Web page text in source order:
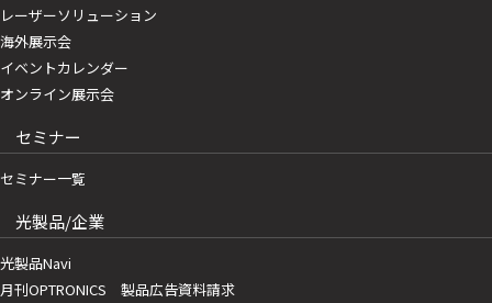
レーザーソリューション
海外展示会
イベントカレンダー
オンライン展示会
セミナー
セミナー一覧
光製品/企業
光製品Navi
月刊OPTRONICS 製品広告資料請求